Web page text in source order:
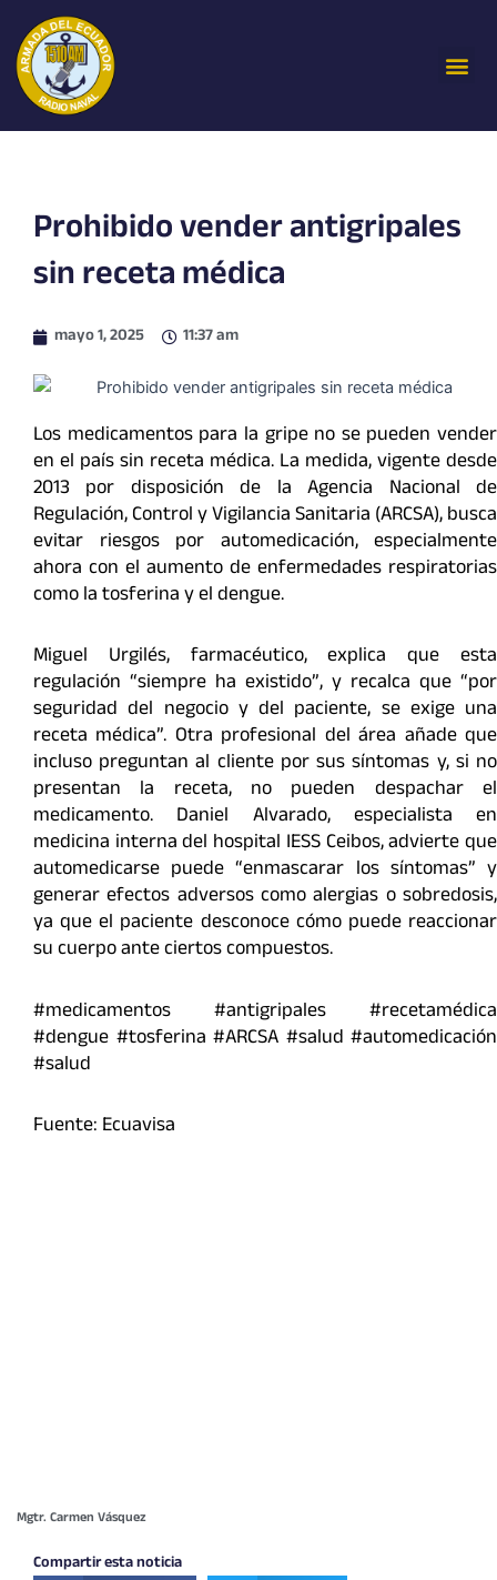
contenido
Prohibido vender antigripales
sin receta médica
mayo 1, 2025 11:37 am
Los medicamentos para la gripe no se pueden vender
en el país sin receta médica. La medida, vigente desde
2013 por disposición de la Agencia Nacional de
Regulación, Control y Vigilancia Sanitaria (ARCSA), busca
evitar riesgos por automedicación, especialmente
ahora con el aumento de enfermedades respiratorias
como la tosferina y el dengue.
Miguel Urgilés, farmacéutico, explica que esta
regulación “siempre ha existido”, y recalca que “por
seguridad del negocio y del paciente, se exige una
receta médica”. Otra profesional del área añade que
incluso preguntan al cliente por sus síntomas y, si no
presentan la receta, no pueden despachar el
medicamento. Daniel Alvarado, especialista en
medicina interna del hospital IESS Ceibos, advierte que
automedicarse puede “enmascarar los síntomas” y
generar efectos adversos como alergias o sobredosis,
ya que el paciente desconoce cómo puede reaccionar
su cuerpo ante ciertos compuestos.
#medicamentos #antigripales #recetamédica
#dengue #tosferina #ARCSA #salud #automedicación
#salud
Fuente: Ecuavisa
Mgtr. Carmen Vásquez
Compartir esta noticia